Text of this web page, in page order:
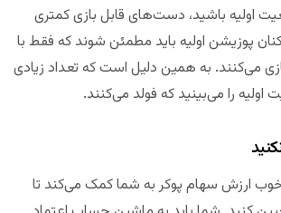
اولیه باشید، دست‌های قابل بازی کمتری
پوزیشن اولیه باید مطمئن شوند که فقط با
می‌کنند. به همین دلیل است که تعداد زیادی
اولیه را می‌بینید که فولد می‌کنند.
ارزش سهام پوکر به شما کمک می‌کند تا